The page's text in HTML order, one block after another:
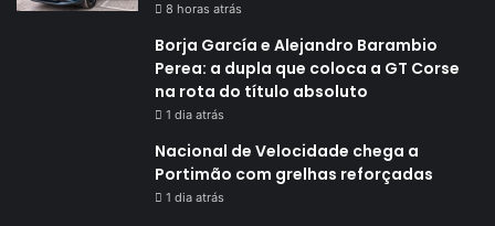
8 horas atrás
Borja García e Alejandro Barambio
Perea: a dupla que coloca a GT Corse
na rota do título absoluto
1 dia atrás
Nacional de Velocidade chega a
Portimão com grelhas reforçadas
1 dia atrás